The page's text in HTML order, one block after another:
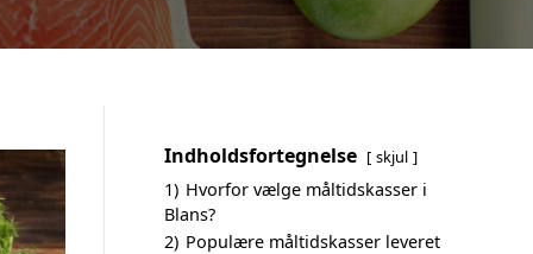
Indholdsfortegnelse skjul
1) Hvorfor vælge måltidskasser i
Blans?
2) Populære måltidskasser leveret